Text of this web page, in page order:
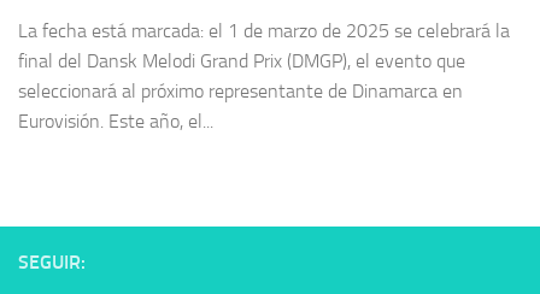
La fecha está marcada: el 1 de marzo de 2025 se celebrará la
final del Dansk Melodi Grand Prix (DMGP), el evento que
seleccionará al próximo representante de Dinamarca en
Eurovisión. Este año, el...
SEGUIR: